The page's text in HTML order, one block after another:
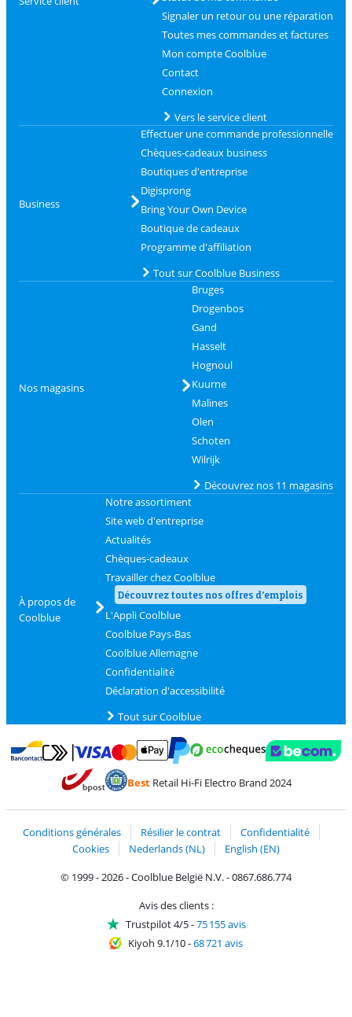
Signaler un retour ou une réparation
Toutes mes commandes et factures
Mon compte Coolblue
Contact
Connexion
Vers le service client
Business
Effectuer une commande professionnelle
Chèques-cadeaux business
Boutiques d'entreprise
Digisprong
Bring Your Own Device
Boutique de cadeaux
Programme d'affiliation
Tout sur Coolblue Business
Nos magasins
Bruges
Drogenbos
Gand
Hasselt
Hognoul
Kuurne
Malines
Olen
Schoten
Wilrijk
Découvrez nos 11 magasins
À propos de
Coolblue
Notre assortiment
Site web d'entreprise
Actualités
Chèques-cadeaux
Travailler chez Coolblue
Découvrez toutes nos offres d'emplois
L'Appli Coolblue
Coolblue Pays-Bas
Coolblue Allemagne
Confidentialité
Déclaration d'accessibilité
Tout sur Coolblue
Payer avec Bancontact
Payer avec MasterCard et Visa via ClickToPay
BestRetail Hi-Fi Electro Brand 2024
Conditions générales Résilier le contrat
Confidentialité
Cookies
Nederlands (NL)
English (EN)
© 1999 - 2026 - Coolblue België N.V. - 0867.686.774
Avis des clients :
Trustpilot 4/5-75 155 avis
Kiyoh 9.1/10-68 721 avis